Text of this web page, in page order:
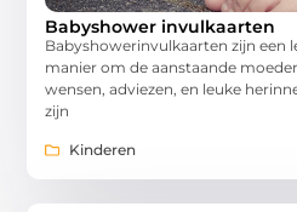
Babyshower invulkaarten
Babyshowerinvulkaarten zijn een
manier om de aanstaande
wensen, adviezen, en leuke
zijn
Kinderen